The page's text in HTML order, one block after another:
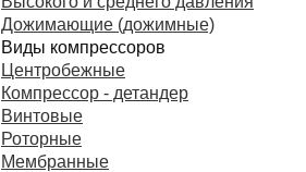
Дожимающие (дожимные)
Виды компрессоров
Центробежные
Компрессор - детандер
Винтовые
Роторные
Мембранные